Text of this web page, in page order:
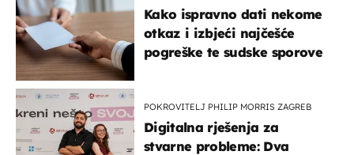
Kako ispravno dati nekome
otkaz i izbjeći najčešće
pogreške te sudske sporove
POKROVITELJ PHILIP MORRIS ZAGREB
Digitalna rješenja za
stvarne probleme: Dva